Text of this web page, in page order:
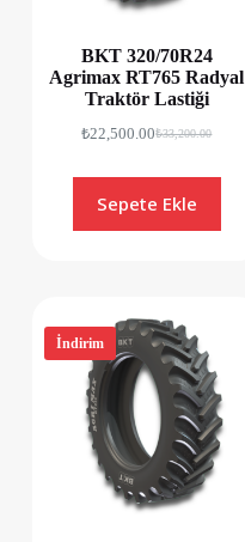
BKT 320/70R24
Agrimax RT765 Radyal
Traktör Lastiği
₺33,200.00
₺22,500.00
Sepete Ekle
İndirim